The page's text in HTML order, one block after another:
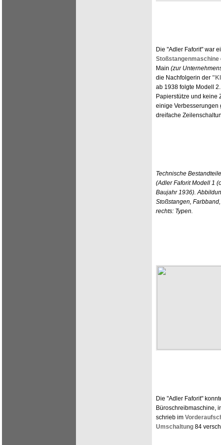
Die "Adler Faforit" war
Stoßstangenmaschine
Main (zur
die Nachfolgerin der
ab 1938 folgte Modell
Papierstütze und keine
einige Verbesserungen
dreifache
Technische
(Adler Faforit Modell 1
Baujahr 1936).
Stoßstangen,
rechts: Typen.
Die "Adler Faforit"
Büroschreibmaschine,
schrieb im
Umschaltung 84